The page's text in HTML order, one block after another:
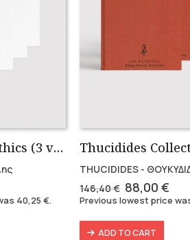
Nikomachean Ethics (3 volumes)
€.
40,25 €.
THUCIDIDES -
146,40€ Original
price
was:
146,40 €.
88,00€
Previous lowest price
ADD TO CART